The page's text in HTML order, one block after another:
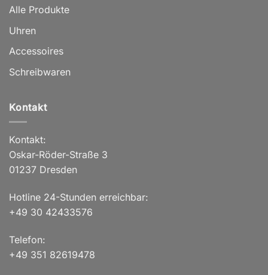
Alle Produkte
Uhren
Accessoires
Schreibwaren
Kontakt
Kontakt:
Oskar-Röder-Straße 3
01237 Dresden
Hotline 24-Stunden erreichbar:
+49 30 42433576
Telefon:
+49 351 82619478